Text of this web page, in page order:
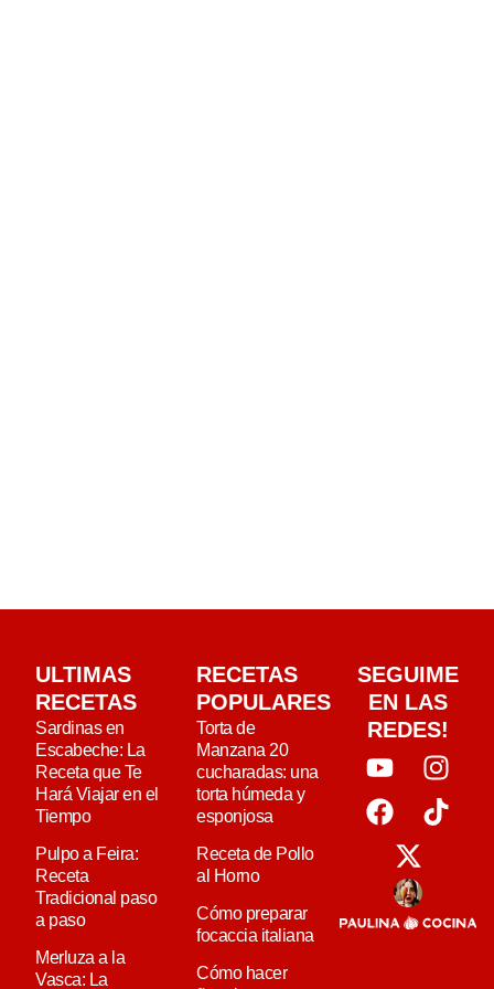
ULTIMAS
RECETAS
Sardinas en
Escabeche: La
Receta que Te
Hará Viajar en el
Tiempo
Pulpo a Feira:
Receta
Tradicional paso
a paso
Merluza a la
Vasca: La
RECETAS
POPULARES
Torta de
Manzana 20
cucharadas: una
torta húmeda y
esponjosa
Receta de Pollo
al Horno
Cómo preparar
focaccia italiana
Cómo hacer
SEGUIME
EN LAS
REDES!